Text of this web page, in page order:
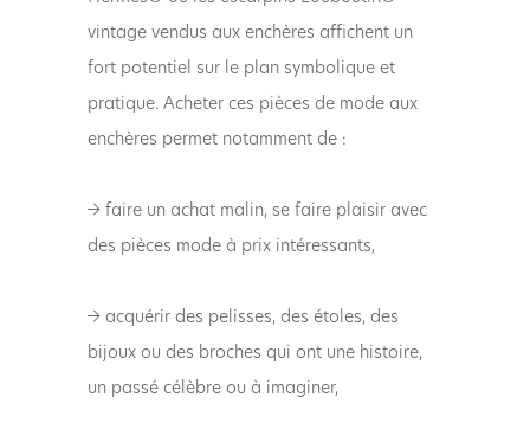
vintage vendus aux enchères affichent un
fort potentiel sur le plan symbolique et
pratique. Acheter ces pièces de mode aux
enchères permet notamment de :
→ faire un achat malin, se faire plaisir avec
des pièces mode à prix intéressants,
→ acquérir des pelisses, des étoles, des
bijoux ou des broches qui ont une histoire,
un passé célèbre ou à imaginer,